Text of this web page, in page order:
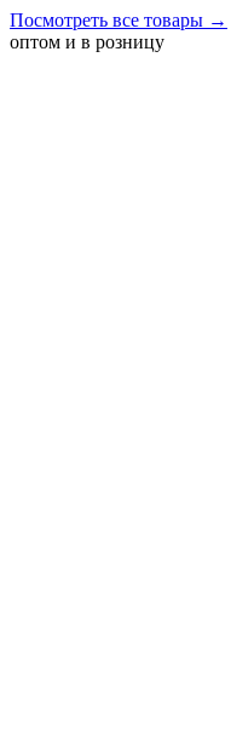
Посмотреть все товары →
оптом и в розницу